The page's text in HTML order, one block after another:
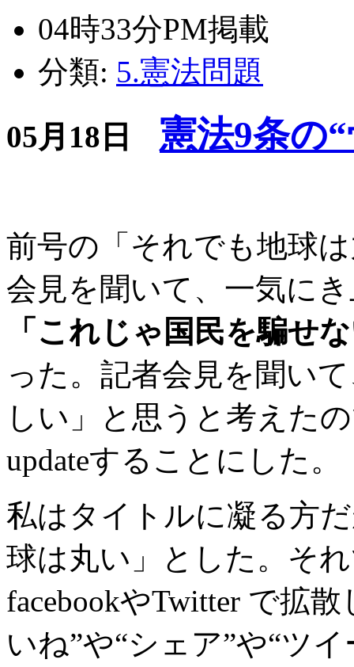
04時33分PM掲載
分類: 5.憲法問題
05月18日
憲法9条の
前号の「それでも地球
会見を聞いて、一気に
「これじゃ国民を騙せ
った。記者会見を聞い
しい」と思うと考えた
updateすることにした。
私はタイトルに凝る方
球は丸い」とした。そ
facebookやTwitter で拡
いね”や“シェア”や“ツ